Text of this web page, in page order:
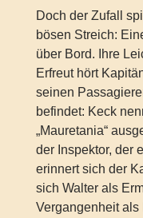
Doch der Zufall
bösen Streich:
über Bord. Ihre
Erfreut hört
seinen
befindet: Keck
„Mauretania“
der Inspektor, der
erinnert sich der
sich Walter als
Vergangenheit als